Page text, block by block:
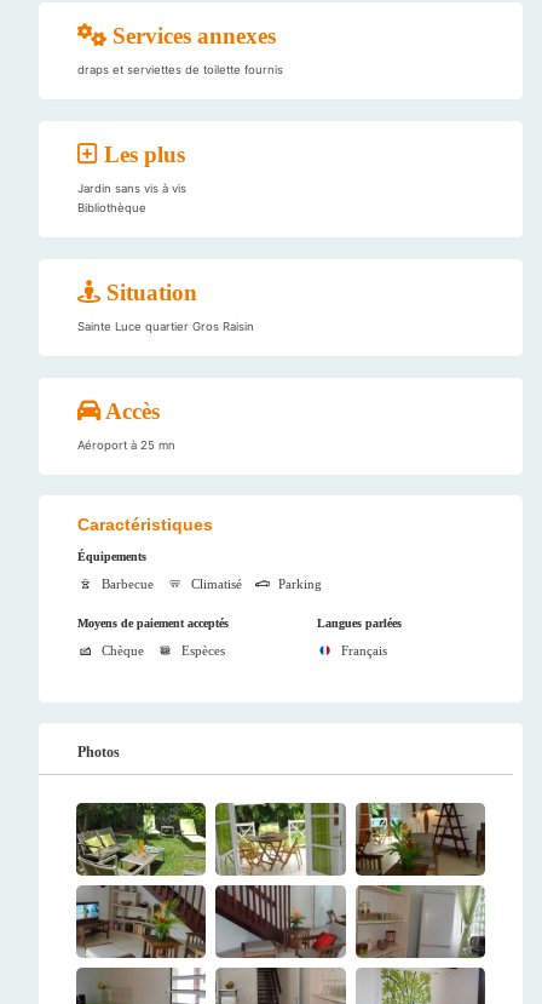
Services annexes
draps et serviettes de toilette fournis
Les plus
Jardin sans vis à vis
Bibliothèque
Situation
Sainte Luce quartier Gros Raisin
Accès
Aéroport à 25 mn
Caractéristiques
Équipements
Barbecue Climatisé Parking
Moyens de paiement acceptés
Chèque Espèces
Langues parlées
Français
Photos